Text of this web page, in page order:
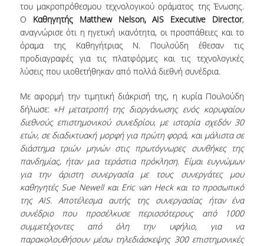
ΜΑΘΗΜΑΤΑ ΠΡΟΓΡΑΜΜΑΤΟΣ ΣΠΟΥΔΩΝ
ΜΑΘΗΜΑΤΑ ΕΛΕΥΘΕΡΗΣ ΕΠΙΛΟΓΗΣ ΑΠΟ
ΑΛΛΑ ΤΜΗΜΑΤΑ
ΒΡΑΒΕΙΑ ΕΡΓΑΣΙΩΝ
ΠΡΑΚΤΙΚΗ ΑΣΚΗΣΗ ΚΑΙ ΠΤΥΧΙΑΚΗ ΕΡΓΑΣΙΑ
ΕΥΚΑΙΡΙΕΣ ΓΙΑ ΠΡΑΚΤΙΚΗ ΑΣΚΗΣΗ
TESTIMONIALS ΠΡΑΚΤΙΚΗΣ ΑΣΚΗΣΗΣ
ΔΙΔΑΣΚΑΛΙΑ ΚΑΙ ΕΞΕΤΑΣΕΙΣ
ΔΙΑΧΕΙΡΙΣΗ ΠΑΡΑΠΟΝΩΝ ΦΟΙΤΗΤΩΝ
TUTORS ΦΟΙΤΗΤΩΝ
ΜΕΤΑΠΤΥΧΙΑΚΕΣ ΣΠΟΥΔΕΣ
του μακροπρόθεσμου τεχνολογικού οράματος της Ένωσης.
Ο Καθηγητής Matthew Nelson,AIS Executive Director,
αναγνώρισε ότι η ηγετική ικανότητα, οι προσπάθειες και το
όραμα της Καθηγήτριας Ν. Πουλούδη έθεσαν τις
προδιαγραφές για τις πλατφόρμες και τις τεχνολογικές
λύσεις που υιοθετήθηκαν από πολλά διεθνή συνέδρια.
Με αφορμή την τιμητική διάκρισή της, η κυρία Πουλούδη
δήλωσε: «Η μετατροπή της διοργάνωσης ενός κορυφαίου
διεθνούς επιστημονικού συνεδρίου, με ιστορία σχεδόν 30
ετών, σε διαδικτυακή μορφή για πρώτη φορά, και μάλιστα σε
διάστημα τριών μηνών στις πρωτόγνωρες συνθήκες της
πανδημίας, ήταν μια τεράστια πρόκληση. Είμαι ευγνώμων
για την άριστη συνεργασία με τους συνεργάτες μου
καθηγητές Sue Newellκαι Eric van Heckκαι το προσωπικό
τηςAIS. Αποτέλεσμα αυτής της συνεργασίας ήταν ένα
συνέδριο που προσέλκυσε περισσότερους από 1000
συμμετέχοντες από όλη την υφήλιο, για να
παρακολουθήσουν μέσω τηλεδιάσκεψης 300 επιστημονικές